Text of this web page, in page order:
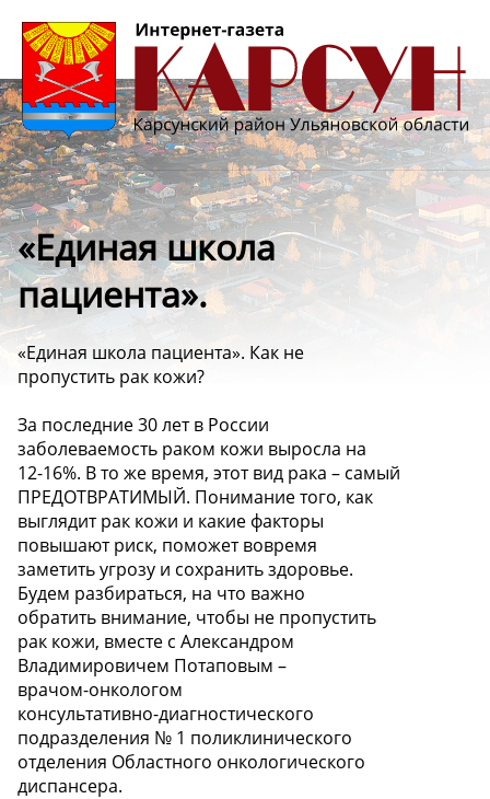
«Единая школа
пациента».
«Единая школа пациента». Как не
пропустить рак кожи?
За последние 30 лет в России
заболеваемость раком кожи выросла на
12-16%. В то же время, этот вид рака – самый
ПРЕДОТВРАТИМЫЙ. Понимание того, как
выглядит рак кожи и какие факторы
повышают риск, поможет вовремя
заметить угрозу и сохранить здоровье.
Будем разбираться, на что важно
обратить внимание, чтобы не пропустить
рак кожи, вместе с Александром
Владимировичем Потаповым –
врачом-онкологом
консультативно-диагностического
подразделения № 1 поликлинического
отделения Областного онкологического
диспансера.